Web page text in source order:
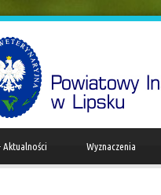
Aktualności Wyznaczenia